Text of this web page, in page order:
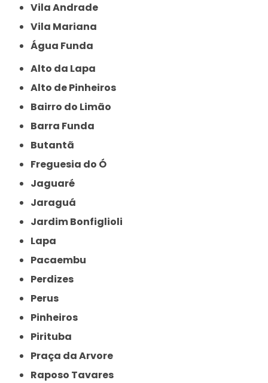
Vila Andrade
Vila Mariana
Água Funda
Alto da Lapa
Alto de Pinheiros
Bairro do Limão
Barra Funda
Butantã
Freguesia do Ó
Jaguaré
Jaraguá
Jardim Bonfiglioli
Lapa
Pacaembu
Perdizes
Perus
Pinheiros
Pirituba
Praça da Arvore
Raposo Tavares